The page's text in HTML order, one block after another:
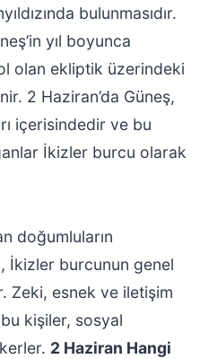
bulunmasıdır.
yıl boyunca
olan ekliptik üzerindeki
2 Haziran’da Güneş,
içerisindedir ve bu
İkizler burcu olarak
doğumluların
İkizler burcunun genel
Zeki, esnek ve iletişim
kişiler, sosyal
2 Haziran Hangi